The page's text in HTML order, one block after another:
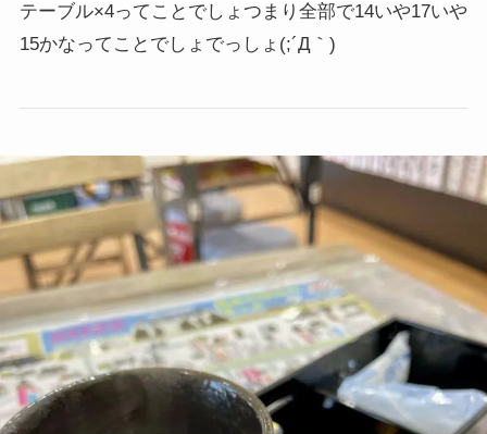
テーブル×4ってことでしょつまり全部で14いや17いや
15かなってことでしょでっしょ(;´Д｀)